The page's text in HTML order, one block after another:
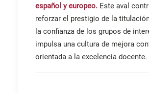
español y europeo. Este aval
reforzar el prestigio de la
la confianza de los grupos de
impulsa una cultura de mejora
orientada a la excelencia docente.